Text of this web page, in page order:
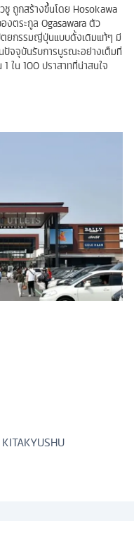
ชู ถูกสร้างขึ้นโดย Hosokawa
งตระกูล Ogasawara ตัว
ตยกรรมญี่ปุ่นแบบดั้งเดิมแท้ๆ มี
ปัจจุบันรับการบูรณะอย่างเต็มที่
ใน 100 ปราสาทที่น่าสนใจ